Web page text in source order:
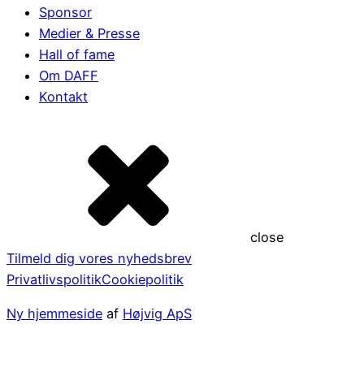
Sponsor
Medier & Presse
Hall of fame
Om DAFF
Kontakt
close
Tilmeld dig vores nyhedsbrev
PrivatlivspolitikCookiepolitik
Ny hjemmeside af Højvig ApS